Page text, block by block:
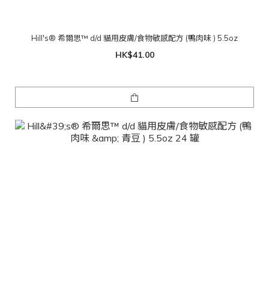
Hill's® 希爾思™ d/d 貓用皮膚/食物敏感配方 (鴨肉味 ) 5.5oz
HK$41.00